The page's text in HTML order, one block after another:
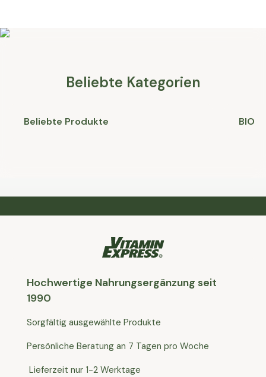
Beliebte Kategorien
Beliebte Produkte BIO
Hochwertige Nahrungsergänzung seit
1990
Sorgfältig ausgewählte Produkte
Persönliche Beratung an 7 Tagen pro Woche
Lieferzeit nur 1-2 Werktage